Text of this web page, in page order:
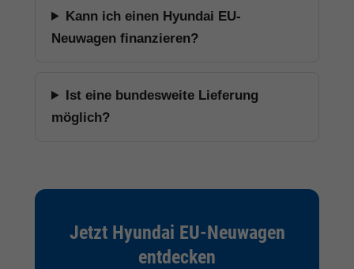
Kann ich einen Hyundai EU-
Neuwagen finanzieren?
Ist eine bundesweite Lieferung
möglich?
Jetzt Hyundai EU-Neuwagen
entdecken